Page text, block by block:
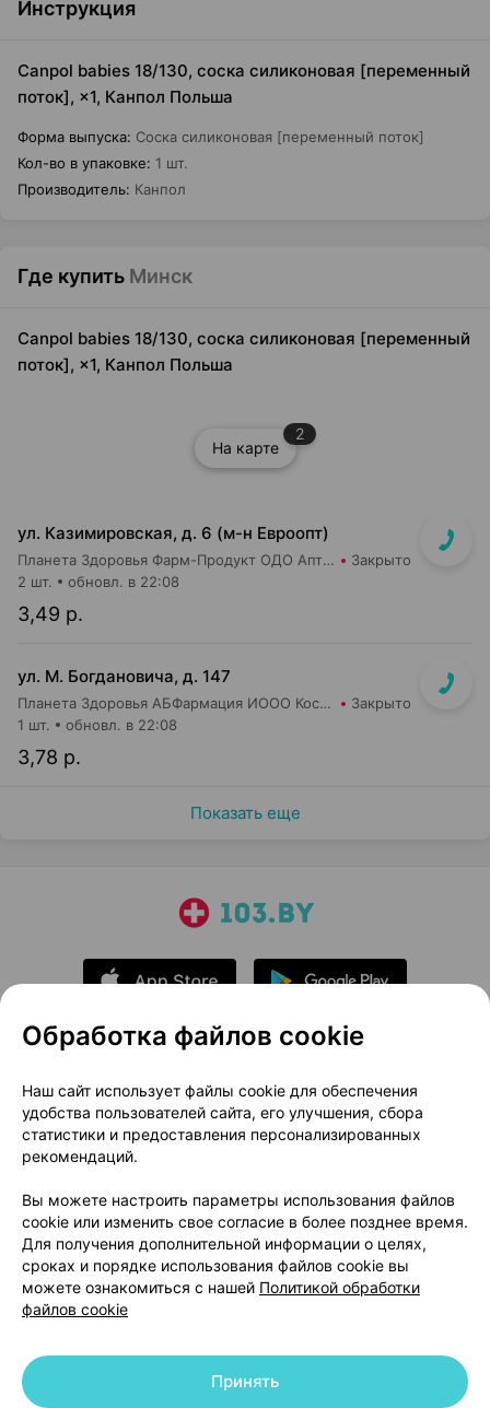
Инструкция
Canpol babies 18/130, соска силиконовая [переменный
поток], ×1, Канпол Польша
Форма выпуска: Соска силиконовая [переменный поток]
Кол-во в упаковке: 1 шт.
Производитель: Канпол
Где купить Минск
Canpol babies 18/130, соска силиконовая [переменный
поток], ×1, Канпол Польша
На карте
2
ул. Казимировская, д. 6 (м-н Евроопт)
Планета Здоровья Фарм-Продукт ОДО Аптека №7 Закрыто
3,49 р.
2 шт. обновл. в 22:08
ул. М. Богдановича, д. 147
Планета Здоровья АБФармация ИООО Косметический магазин №4 Закрыто
3,78 р.
1 шт. обновл. в 22:08
Показать еще
О проекте
Новости проекта
Размещение рекламы
Медицинский маркетинг
Публичный договор
Доставка
Способы оплаты
Вакансии
Партнеры
Написать руководителю 103.by
Написать в поддержку
Персональные настройки Cookie
© 2026 ООО «Артокс Лаб», УНП 191700409 | 220012, Республика Беларусь,
Обработка файлов cookie
Наш сайт использует файлы cookie для обеспечения
удобства пользователей сайта, его улучшения, сбора
статистики и предоставления персонализированных
рекомендаций.
Вы можете настроить параметры использования файлов
cookie или изменить свое согласие в более позднее время.
Для получения дополнительной информации о целях,
сроках и порядке использования файлов cookie вы
можете ознакомиться с нашей Политикой обработки
файлов cookie
Принять